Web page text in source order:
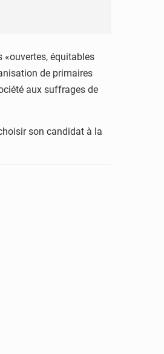
«ouvertes, équitables
de primaires
aux suffrages de
son candidat à la